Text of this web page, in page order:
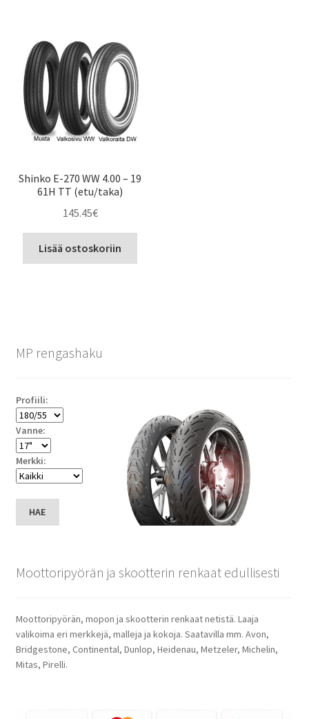
Shinko E-270 WW 4.00 – 19
61H TT (etu/taka)
145.45€
Lisää ostoskoriin
MP rengashaku
Profiili:
Vanne:
Merkki:
HAE
Moottoripyörän ja skootterin renkaat edullisesti
Moottoripyörän, mopon ja skootterin renkaat netistä. Laaja
valikoima eri merkkejä, malleja ja kokoja. Saatavilla mm. Avon,
Bridgestone, Continental, Dunlop, Heidenau, Metzeler, Michelin,
Mitas, Pirelli.